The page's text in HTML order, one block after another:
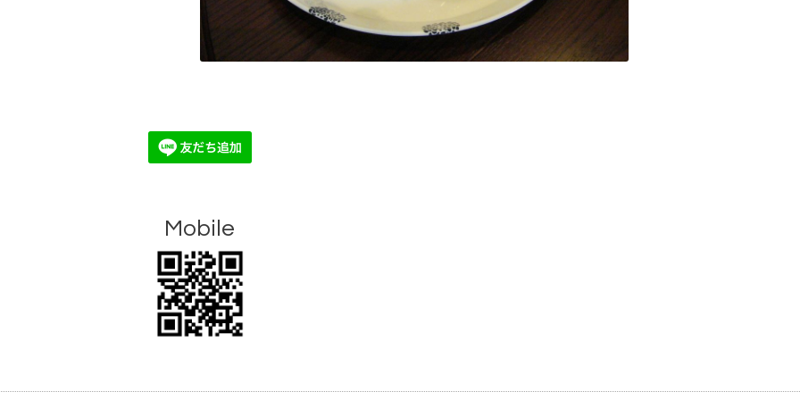
Mobile